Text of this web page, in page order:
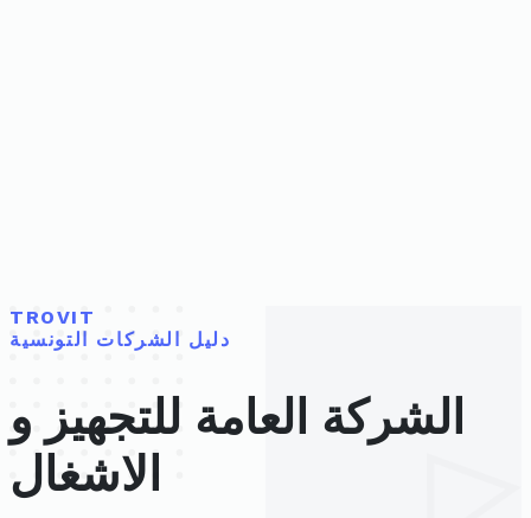
TROVIT
دليل الشركات التونسية
الشركة العامة للتجهيز و
الاشغال